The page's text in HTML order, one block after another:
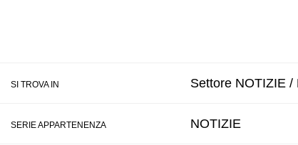
SI TROVA IN Settore NOTIZIE
SERIE APPARTENENZA NOTIZIE